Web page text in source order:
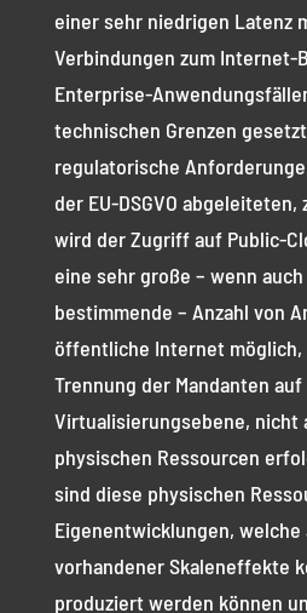
einer sehr niedrigen Latenz
Verbindungen zum Internet-
Enterprise-
technischen Grenzen
regulatorische
der EU-DSGVO
wird der Zugriff auf Public-
eine sehr große – wenn
bestimmende – Anzahl von
öffentliche Internet möglich,
Trennung der Mandanten
Virtualisierungsebene, nicht
physischen Ressourcen
sind diese physischen
Eigenentwicklungen, welche
vorhandener Skaleneffekte
produziert werden können